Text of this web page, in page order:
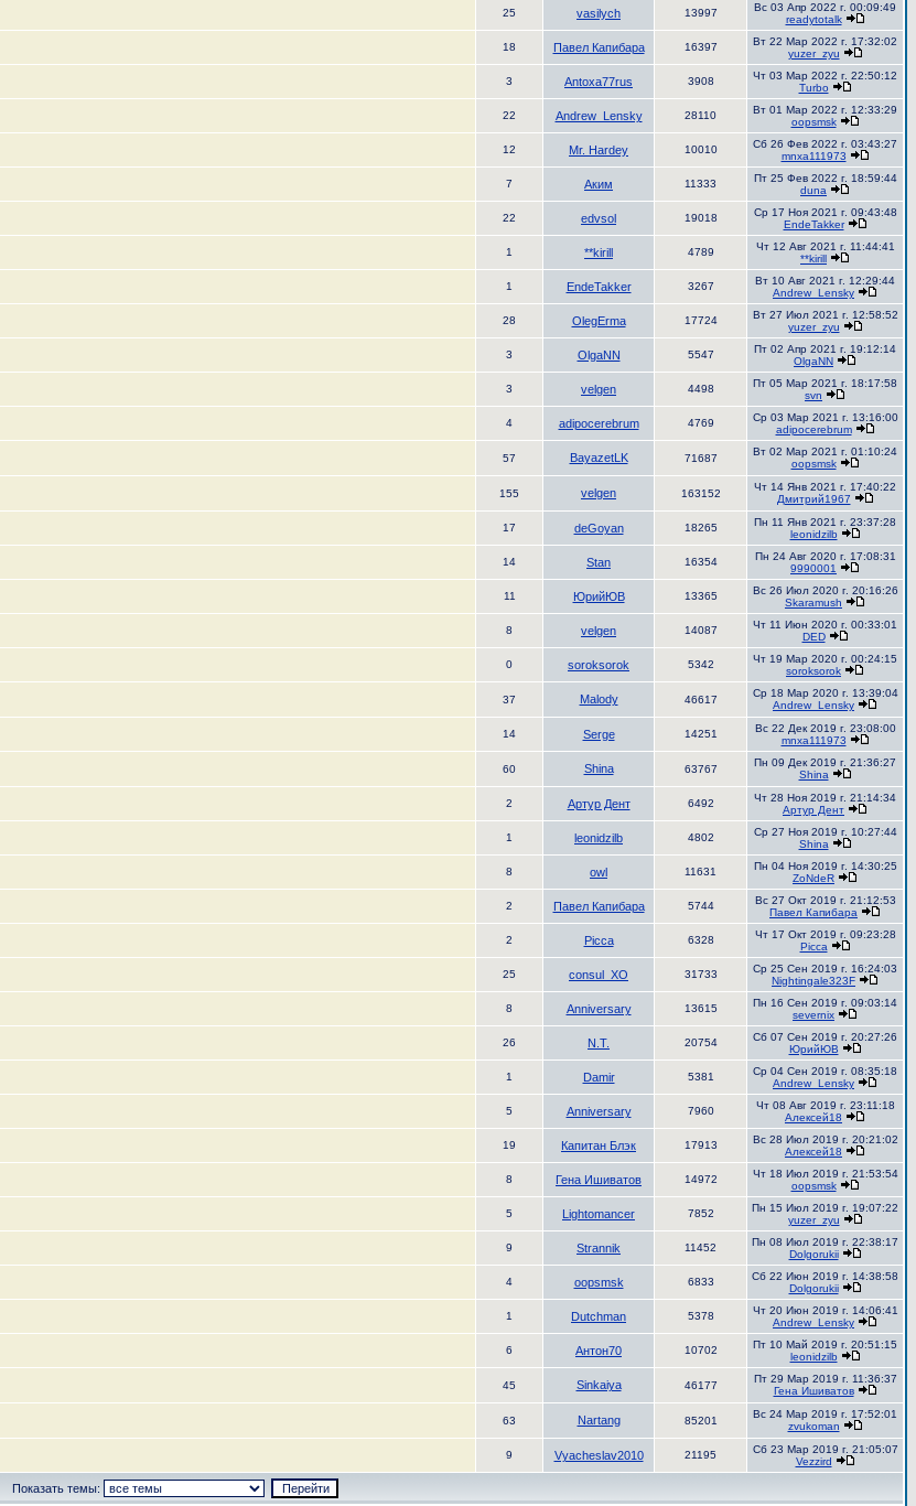
25 vasilych 13997
Вс 03 Апр 2022 г. 00:09:49
readytotalk
18 Павел Капибара 16397
Вт 22 Мар 2022 г. 17:32:02
yuzer_zyu
3 Antoxa77rus 3908
Чт 03 Мар 2022 г. 22:50:12
Turbo
22 Andrew_Lensky 28110
Вт 01 Мар 2022 г. 12:33:29
oopsmsk
12 Mr. Hardey 10010
Сб 26 Фев 2022 г. 03:43:27
mnxa111973
7 Аким 11333
Пт 25 Фев 2022 г. 18:59:44
duna
22 edvsol 19018
Ср 17 Ноя 2021 г. 09:43:48
EndeTakker
1 **kirill 4789
Чт 12 Авг 2021 г. 11:44:41
**kirill
1 EndeTakker 3267
Вт 10 Авг 2021 г. 12:29:44
Andrew_Lensky
28 OlegErma 17724
Вт 27 Июл 2021 г. 12:58:52
yuzer_zyu
3 OlgaNN 5547
Пт 02 Апр 2021 г. 19:12:14
OlgaNN
3 velgen 4498
Пт 05 Мар 2021 г. 18:17:58
svn
4 adipocerebrum 4769
Ср 03 Мар 2021 г. 13:16:00
adipocerebrum
57 BayazetLK 71687
Вт 02 Мар 2021 г. 01:10:24
oopsmsk
155 velgen 163152
Чт 14 Янв 2021 г. 17:40:22
Дмитрий1967
17 deGoyan 18265
Пн 11 Янв 2021 г. 23:37:28
leonidzilb
14 Stan 16354
Пн 24 Авг 2020 г. 17:08:31
9990001
11 ЮрийЮВ 13365
Вс 26 Июл 2020 г. 20:16:26
Skaramush
8 velgen 14087
Чт 11 Июн 2020 г. 00:33:01
DED
0 soroksorok 5342
Чт 19 Мар 2020 г. 00:24:15
soroksorok
37 Malody 46617
Ср 18 Мар 2020 г. 13:39:04
Andrew_Lensky
14 Serge 14251
Вс 22 Дек 2019 г. 23:08:00
mnxa111973
60 Shina 63767
Пн 09 Дек 2019 г. 21:36:27
Shina
2 Артур Дент 6492
Чт 28 Ноя 2019 г. 21:14:34
Артур Дент
1 leonidzilb 4802
Ср 27 Ноя 2019 г. 10:27:44
Shina
8 owl 11631
Пн 04 Ноя 2019 г. 14:30:25
ZoNdeR
2 Павел Капибара 5744
Вс 27 Окт 2019 г. 21:12:53
Павел Капибара
2 Picca 6328
Чт 17 Окт 2019 г. 09:23:28
Picca
25 consul_XO 31733
Ср 25 Сен 2019 г. 16:24:03
Nightingale323F
8 Anniversary 13615
Пн 16 Сен 2019 г. 09:03:14
severnix
26 N.T. 20754
Сб 07 Сен 2019 г. 20:27:26
ЮрийЮВ
1 Damir 5381
Ср 04 Сен 2019 г. 08:35:18
Andrew_Lensky
5 Anniversary 7960
Чт 08 Авг 2019 г. 23:11:18
Алексей18
19 Капитан Блэк 17913
Вс 28 Июл 2019 г. 20:21:02
Алексей18
8 Гена Ишиватов 14972
Чт 18 Июл 2019 г. 21:53:54
oopsmsk
5 Lightomancer 7852
Пн 15 Июл 2019 г. 19:07:22
yuzer_zyu
9 Strannik 11452
Пн 08 Июл 2019 г. 22:38:17
Dolgorukii
4 oopsmsk 6833
Сб 22 Июн 2019 г. 14:38:58
Dolgorukii
1 Dutchman 5378
Чт 20 Июн 2019 г. 14:06:41
Andrew_Lensky
6 Антон70 10702
Пт 10 Май 2019 г. 20:51:15
leonidzilb
45 Sinkaiya 46177
Пт 29 Мар 2019 г. 11:36:37
Гена Ишиватов
63 Nartang 85201
Вс 24 Мар 2019 г. 17:52:01
zvukoman
9 Vyacheslav2010 21195
Сб 23 Мар 2019 г. 21:05:07
Vezzird
Показать темы: